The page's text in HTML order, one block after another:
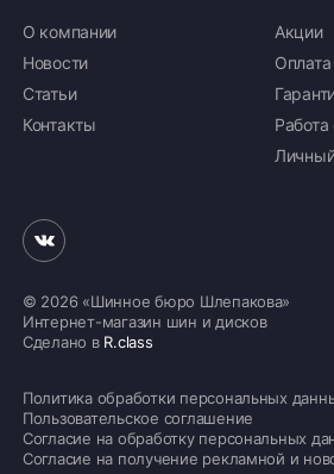
О компании
Новости
Статьи
Контакты
Акции
© 2026 «Шинное бюро Шлепакова»
Интернет-магазин шин и дисков
Сделано в R.class
Политика обработки персональных
Пользовательское соглашение
Согласие на обработку персональных
Согласие на получение рекламной и